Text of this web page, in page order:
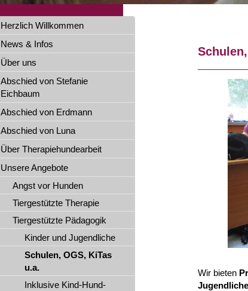
Wir bieten
Jugendliche
Herzlich Willkommen
News & Infos
Über uns
Abschied von Stefanie
Eichbaum
Abschied von Erdmann
Abschied von Luna
Über Therapiehundearbeit
Unsere Angebote
Angst vor Hunden
Tiergestützte Therapie
Tiergestützte Pädagogik
Kinder und Jugendliche
Schulen, OGS, KiTas
u.a.
Inklusive Kind-Hund-